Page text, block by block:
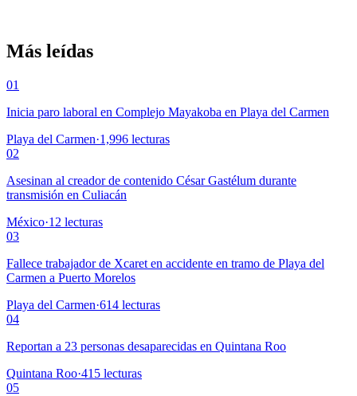
Más leídas
01
Inicia paro laboral en Complejo Mayakoba en Playa del Carmen
Playa del Carmen·1,996 lecturas
02
Asesinan al creador de contenido César Gastélum durante
transmisión en Culiacán
México·12 lecturas
03
Fallece trabajador de Xcaret en accidente en tramo de Playa del
Carmen a Puerto Morelos
Playa del Carmen·614 lecturas
04
Reportan a 23 personas desaparecidas en Quintana Roo
Quintana Roo·415 lecturas
05